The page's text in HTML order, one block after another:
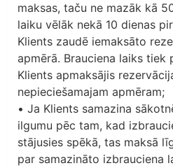
maksas, taču ne mazāk kā
laiku vēlāk nekā 10 dienas
Klients zaudē iemaksāto
apmērā. Brauciena laiks tiek
Klients apmaksājis
nepieciešamajam apmēram;
• Ja Klients samazina
ilgumu pēc tam, kad
stājusies spēkā, tas maksā
par samazināto izbrauciena